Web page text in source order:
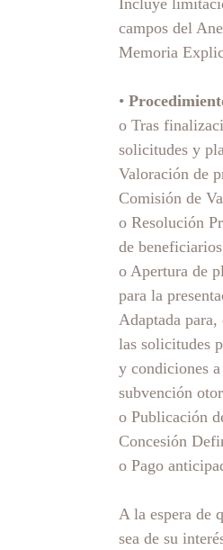
campos del
Memoria
•
o Tras
solicitudes y
Valoración de
Comisión de
o Resolución
de
o Apertura de
para la
Adaptada
las solicitudes
y condiciones
subvención
o Publicación
Concesión
o Pago
A la espera de
sea de su